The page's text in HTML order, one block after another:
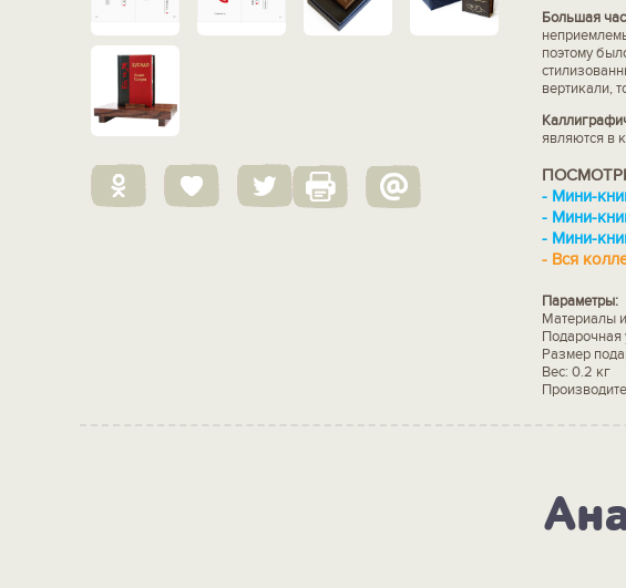
Большая
поэтому
вертикали,
являются в
- Мини-
- Мини-
- Мини-
- Вся
Параметры:
Материалы
Подарочная
Размер
Вес: 0.2 кг